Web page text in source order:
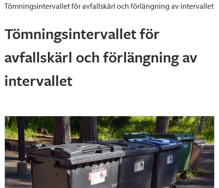
Tömningsintervallet för avfallskärl och förlängning av intervallet
Tömningsintervallet för
avfallskärl och förlängning av
intervallet